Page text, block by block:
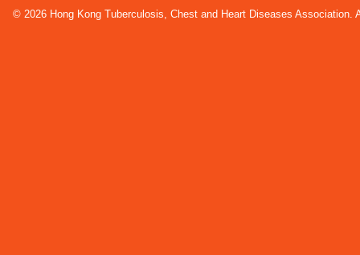
© 2026 Hong Kong Tuberculosis, Chest and Heart Diseases Association.